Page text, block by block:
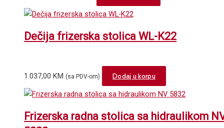
Dečija frizerska stolica WL-K22
1.037,00 KM (sa PDV-om) Dodaj u korpu
Frizerska radna stolica sa hidraulikom